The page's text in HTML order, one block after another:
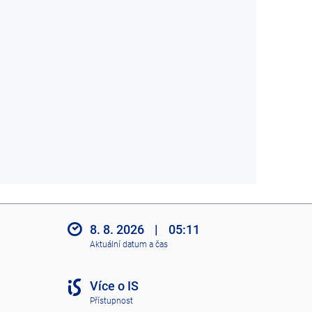
8. 8. 2026 | 05:11
Aktuální datum a čas
Více o IS
Přístupnost